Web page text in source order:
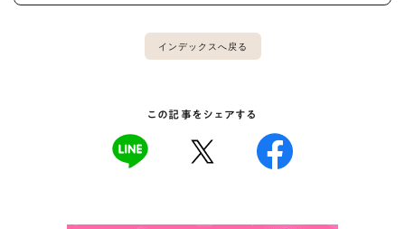
インデックスへ戻る
この記事をシェアする